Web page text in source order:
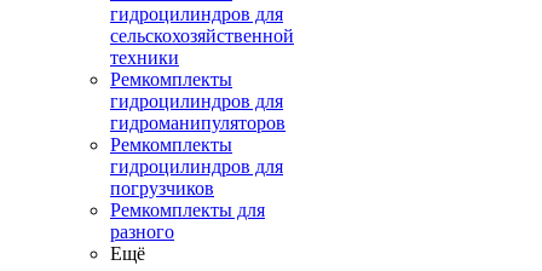
гидроцилиндров для
сельскохозяйственной
техники
Ремкомплекты
гидроцилиндров для
гидроманипуляторов
Ремкомплекты
гидроцилиндров для
погрузчиков
Ремкомплекты для
разного
Ещё